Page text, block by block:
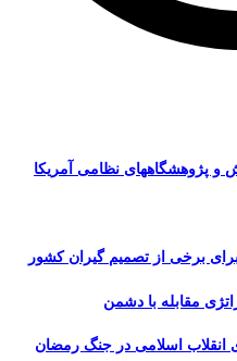
و پژوهشگاههای نظامی آمریکا
برخی از تصمیم گیران کشور
مقابله با دشمن
انقلاب اسلامی در جنگ رمضان